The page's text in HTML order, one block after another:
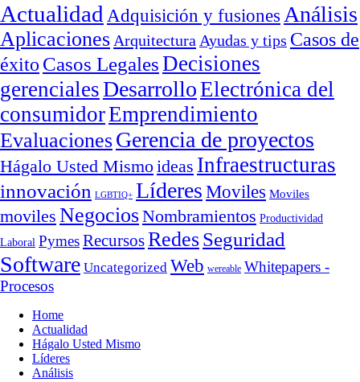
Actualidad Adquisición y fusionesAnálisis
Aplicaciones Arquitectura Ayudas y tips Casos de
éxito Casos LegalesDecisiones
gerencialesDesarrolloElectrónica del
consumidorEmprendimiento
EvaluacionesGerencia de proyectos
Hágalo Usted Mismoideas Infraestructuras
innovación LGBTIQ+ LíderesMoviles Moviles
moviles NegociosNombramientos Productividad
Laboral PymesRecursosRedesSeguridad
Software Uncategorized Web wereable Whitepapers -
Procesos
Home
Actualidad
Hágalo Usted Mismo
Líderes
Análisis